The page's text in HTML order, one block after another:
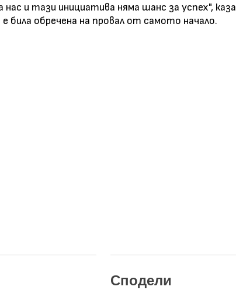
нас и тази инициатива няма шанс за успех",
била обречена на провал от самото начало.
Сподели